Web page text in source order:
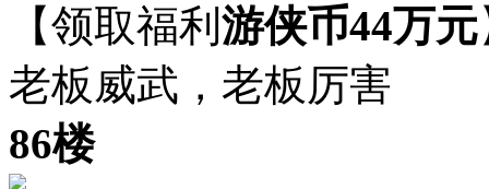
【领取福利 游侠币44万元
老板威武，老板厉害
86楼